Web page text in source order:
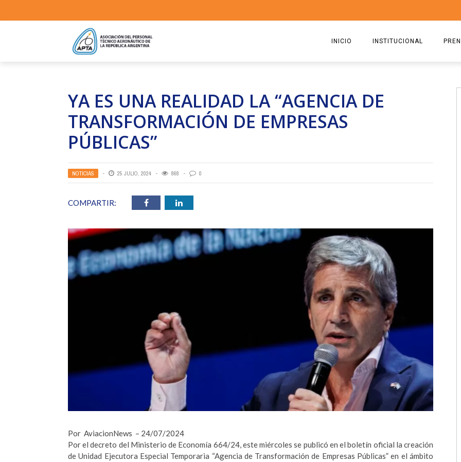
INICIO INSTITUCIONAL
ESTATUTO
YA ES UNA REALIDAD LA “AGENCIA DE
TRANSFORMACIÓN DE EMPRESAS
PÚBLICAS”
NOTICIAS 25 JULIO, 2024 868 0
COMPARTIR:
Por AviacionNews – 24/07/2024
Por el decreto del Ministerio de Economía 664/24, este miércoles se publicó en el boletín oficial la creación
de Unidad Ejecutora Especial Temporaria “Agencia de Transformación de Empresas Públicas” en el ámbito